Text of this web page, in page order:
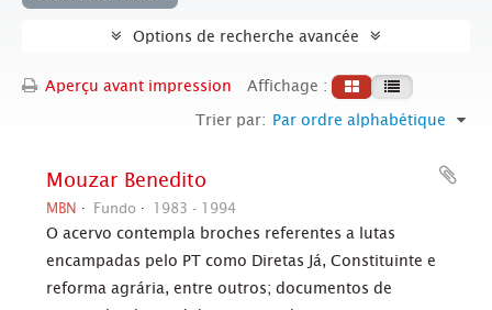
Options de recherche avancée
Aperçu avant impression
Affichage :
Trier par: Par ordre alphabétique
Mouzar Benedito
MBN Fundo 1983 - 1994
O acervo contempla broches referentes a lutas
encampadas pelo PT como Diretas Já, Constituinte e
reforma agrária, entre outros; documentos de